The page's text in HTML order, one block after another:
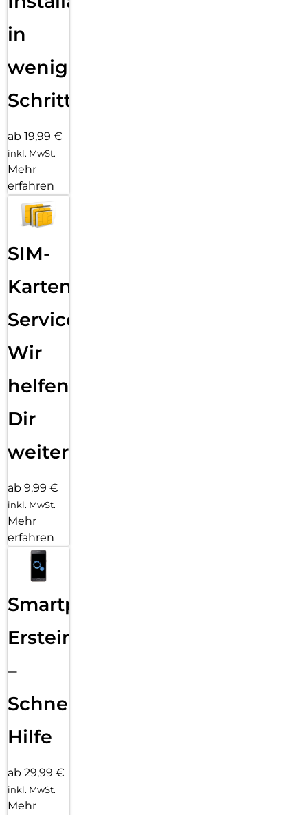
in
wenigen
Schritten
ab 19,99 €
inkl. MwSt.
Mehr
erfahren
SIM-
Karten
Service:
Wir
helfen
Dir
weiter
ab 9,99 €
inkl. MwSt.
Mehr
erfahren
Smartphone
Ersteinrichtung
–
Schnelle
Hilfe
ab 29,99 €
inkl. MwSt.
Mehr